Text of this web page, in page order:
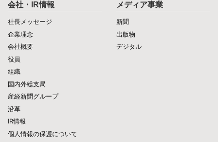
会社・IR情報
社長メッセージ
企業理念
会社概要
役員
組織
国内外総支局
産経新聞グループ
沿革
IR情報
個人情報の保護について
メディア事業
新聞
出版物
デジタル